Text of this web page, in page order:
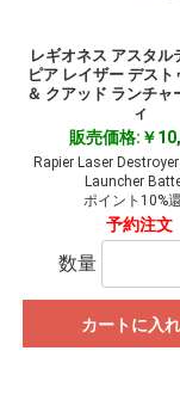
レギオネス アスタ
ピア レイザー デスト
＆ クアッド ランチャ
ィ
販売価格:￥
Rapier Laser
Launcher
ポイント10%
予約注文
数量
カートに入